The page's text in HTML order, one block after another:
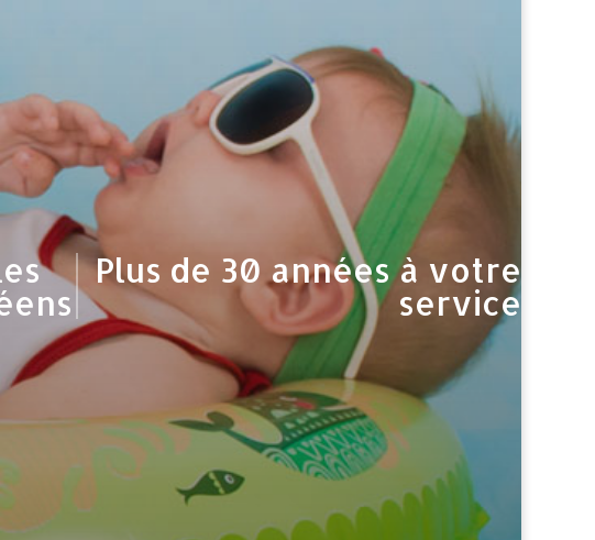
Plus de 30 années à votre
service